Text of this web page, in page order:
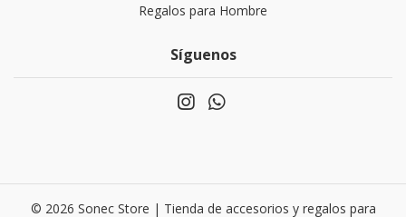
Regalos para Hombre
Síguenos
© 2026 Sonec Store | Tienda de accesorios y regalos para